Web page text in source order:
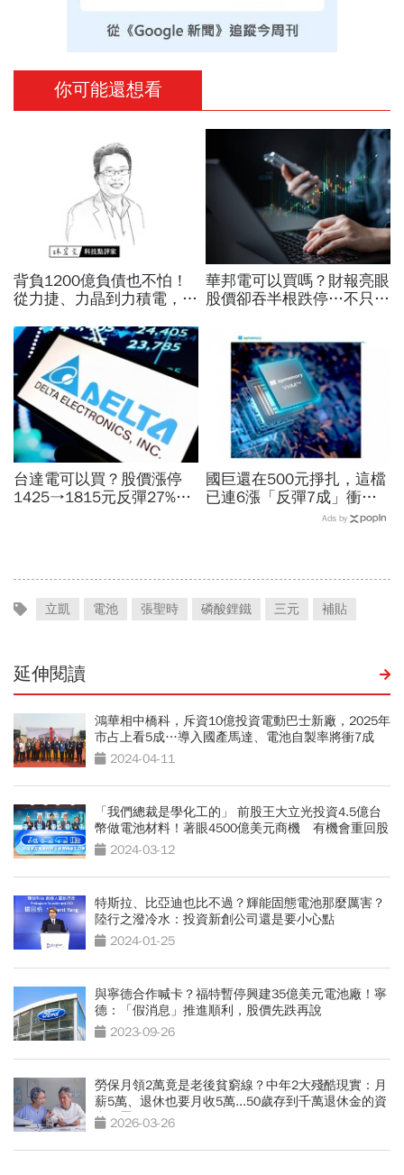
你可能還想看
背負1200億負債也不怕！
從力捷、力晶到力積電，黃
九死一生？
華邦電可以買嗎？財報亮眼
股價卻吞半根跌停…不只外
張利空，要抱要殺全看2重
台達電可以買？股價漲停
1425→1815元反彈27%！
國巨還在500元掙扎，這檔
已連6漲「反彈7成」衝千
金股，法人喊到1430元，
Ads by
立凱 電池 張聖時 磷酸鋰鐵 三元 補貼
延伸閱讀
鴻華相中橋科，斥資10億投資電動巴士新廠，2025年
市占上看5成…導入國產馬達、電池自製率將衝7成
2024-04-11
「我們總裁是學化工的」 前股王大立光投資4.5億台
幣做電池材料！著眼4500億美元商機 有機會重回股
王？2024-03-12
特斯拉、比亞迪也比不過？輝能固態電池那麼厲害？
陸行之潑冷水：投資新創公司還是要小心點
2024-01-25
與寧德合作喊卡？福特暫停興建35億美元電池廠！寧
德：「假消息」推進順利，股價先跌再說
2023-09-26
勞保月領2萬竟是老後貧窮線？中年2大殘酷現實：月
薪5萬、退休也要月收5萬...50歲存到千萬退休金的資
產配置術
2026-03-26